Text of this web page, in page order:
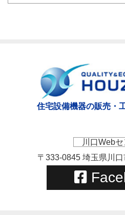
住宅設備機器の販売・
川口Web
〒333-0845 埼玉県川